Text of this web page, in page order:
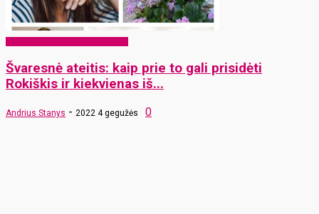
Švaresnė ateitis: kaip prie to gali prisidėti
Rokiškis ir kiekvienas iš...
Andrius Stanys - 2022 4 gegužės 0